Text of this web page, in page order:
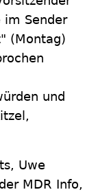
im Sender
(Montag)
und
Uwe
MDR Info,